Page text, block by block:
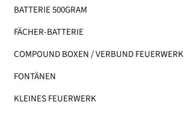
BATTERIE 500GRAM
FÄCHER-BATTERIE
COMPOUND BOXEN / VERBUND FEUERWERK
FONTÄNEN
KLEINES FEUERWERK​